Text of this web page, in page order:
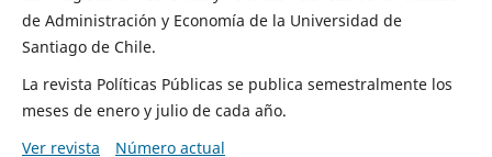
de Administración y Economía de la Universidad de
Santiago de Chile.
La revista Políticas Públicas se publica semestralmente los
meses de enero y julio de cada año.
Ver revista
Número actual